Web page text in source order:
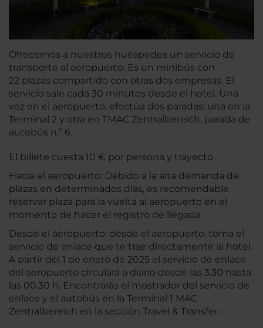
Ofrecemos a nuestros huéspedes un servicio de
transporte al aeropuerto. Es un minibús con
22 plazas compartido con otras dos empresas. El
servicio sale cada 30 minutos desde el hotel. Una
vez en el aeropuerto, efectúa dos paradas: una en la
Terminal 2 y otra en TMAC Zentralbereich, parada de
autobús n.º 6.
El billete cuesta 10 € por persona y trayecto.
Hacia el aeropuerto: Debido a la alta demanda de
plazas en determinados días, es recomendable
reservar plaza para la vuelta al aeropuerto en el
momento de hacer el registro de llegada.
Desde el aeropuerto: desde el aeropuerto, toma el
servicio de enlace que te trae directamente al hotel.
A partir del 1 de enero de 2025 el servicio de enlace
del aeropuerto circulará a diario desde las 3.30 hasta
las 00.30 h. Encontrarás el mostrador del servicio de
enlace y el autobús en la Terminal 1 MAC
Zentralbereich en la sección Travel & Transfer.